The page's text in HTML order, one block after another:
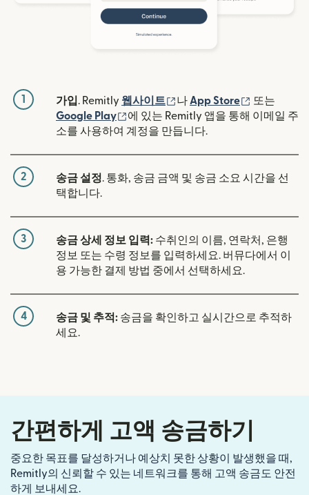
1 가입. Remitly 웹사이트 (새 창에서 열림)
나 App Store (새 창에서
또는
Google Play
(새 창에서 열림)
에 있는 Remitly 앱을 통해 이메일 주
소를 사용하여 계정을 만듭니다.
2 송금 설정. 통화, 송금 금액 및 송금 소요 시간을 선
택합니다.
3 송금 상세 정보 입력: 수취인의 이름, 연락처, 은행
정보 또는 수령 정보를 입력하세요. 버뮤다에서 이
용 가능한 결제 방법 중에서 선택하세요.
4 송금 및 추적: 송금을 확인하고 실시간으로 추적하
세요.
간편하게 고액 송금하기
중요한 목표를 달성하거나 예상치 못한 상황이 발생했을 때,
Remitly의 신뢰할 수 있는 네트워크를 통해 고액 송금도 안전
하게 보내세요.